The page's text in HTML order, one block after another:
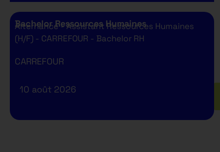
Bachelor Ressources Humaines
Alternance - Assistant Ressources Humaines
(H/F) - CARREFOUR - Bachelor RH
CARREFOUR
10 août 2026